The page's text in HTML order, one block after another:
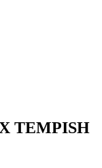
TEMPISH